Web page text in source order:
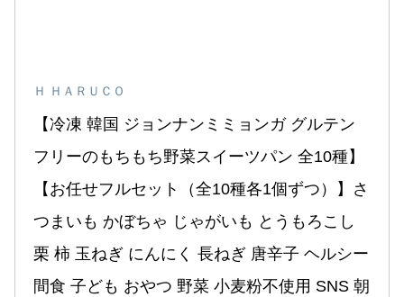
Ｈ ＨＡＲＵＣＯ
【冷凍 韓国 ジョンナンミミョンガ グルテン
フリーのもちもち野菜スイーツパン 全10種】
【お任せフルセット（全10種各1個ずつ）】さ
つまいも かぼちゃ じゃがいも とうもろこし
栗 柿 玉ねぎ にんにく 長ねぎ 唐辛子 ヘルシー
間食 子ども おやつ 野菜 小麦粉不使用 SNS 朝